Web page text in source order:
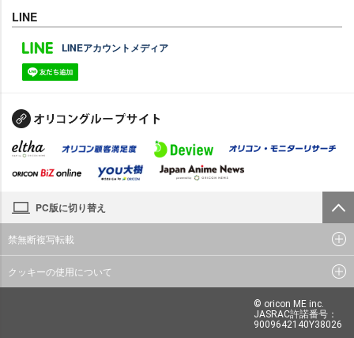
LINE
LINEアカウントメディア
PC版に切り替え
禁無断複写転載
クッキーの使用について
© oricon ME inc.
JASRAC許諾番号：
9009642140Y38026